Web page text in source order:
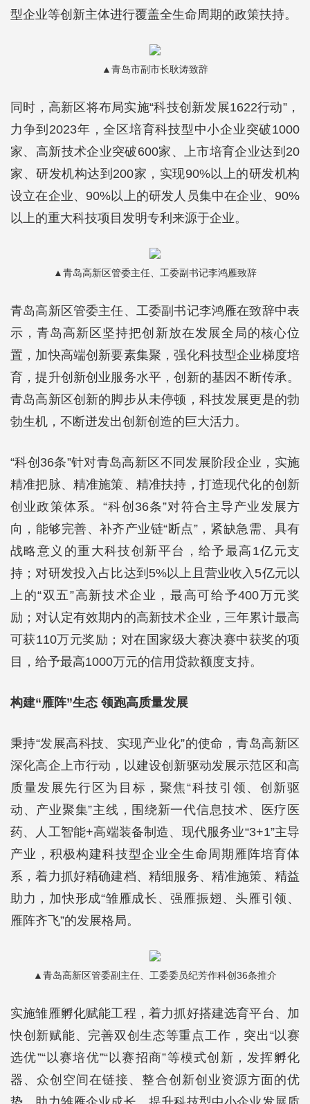
型企业等创新主体进行覆盖全生命周期的政策扶持。
▲青岛市副市长耿涛致辞
同时，高新区将布局实施“科技创新发展1622行动”，
力争到2023年，全区培育科技型中小企业突破1000
家、高新技术企业突破600家、上市培育企业达到20
家、研发机构达到200家，实现90%以上的研发机构
设立在企业、90%以上的研发人员集中在企业、90%
以上的重大科技项目发明专利来源于企业。
▲青岛高新区管委主任、工委副书记李鸿雁致辞
青岛高新区管委主任、工委副书记李鸿雁在致辞中表
示，青岛高新区坚持把创新放在发展全局的核心位
置，加快高端创新要素集聚，强化科技型企业梯度培
育，提升创新创业服务水平，创新的基因不断传承。
青岛高新区创新的脚步从未停顿，科技发展更是的勃
勃生机，不断迸发出创新创造的巨大活力。
“科创36条”针对青岛高新区不同发展阶段企业，实施
精准把脉、精准施策、精准扶持，打造现代化的创新
创业政策体系。“科创36条”对符合主导产业发展方
向，能够完善、补齐产业链“断点”，紧缺急需、具有
战略意义的重大科技创新平台，给予最高1亿元支
持；对研发投入占比达到5%以上且营业收入5亿元以
上的“双五”高新技术企业，最高可给予400万元奖
励；对认定有效期内的高新技术企业，三年累计最高
可获110万元奖励；对在国家级大赛决赛中获奖的项
目，给予最高1000万元的信用贷款额度支持。
构建“雁阵”生态 领跑高质量发展
秉持“发展高科技、实现产业化”的使命，青岛高新区
深化高企上市行动，以建设创新驱动发展示范区和高
质量发展先行区为目标，聚焦“科技引领、创新驱
动、产业聚集”主线，围绕新一代信息技术、医疗医
药、人工智能+高端装备制造、现代服务业“3+1”主导
产业，积极构建科技型企业全生命周期雁阵培育体
系，着力抓好精确建档、精细服务、精准施策、精益
助力，加快形成“雏雁成长、强雁振翅、头雁引领、
雁阵齐飞”的发展格局。
▲青岛高新区管委副主任、工委委员纪芳作科创36条推介
实施雏雁孵化赋能工程，着力抓好搭建选育平台、加
快创新赋能、完善双创生态等重点工作，突出“以赛
选优”“以赛培优”“以赛招商”等模式创新，发挥孵化
器、众创空间在链接、整合创新创业资源方面的优